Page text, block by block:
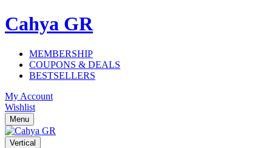
Cahya GR
MEMBERSHIP
COUPONS & DEALS
BESTSELLERS
My Account
Wishlist
Menu
Vertical